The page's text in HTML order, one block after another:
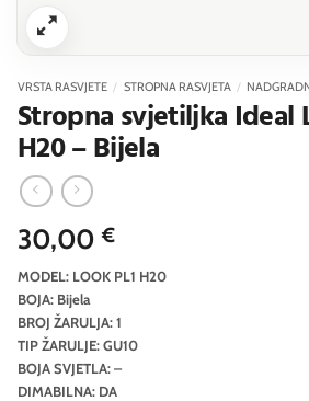
VRSTA RASVJETE / STROPNA RASVJETA /
Stropna svjetiljka Ideal
H20 – Bijela
30,00 €
MODEL: LOOK PL1 H20
BOJA: Bijela
BROJ ŽARULJA: 1
TIP ŽARULJE: GU10
BOJA SVJETLA: –
DIMABILNA: DA